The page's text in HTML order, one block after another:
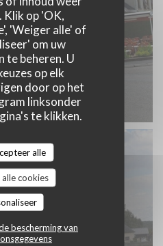
Klik op 'OK,
'Weiger alle' of
om uw
te beheren. U
op elk
door op het
linksonder
te klikken.
alle
cookies
bescherming van